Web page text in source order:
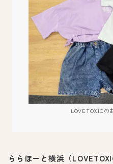
LOVETOXICの
ららぽーと横浜（